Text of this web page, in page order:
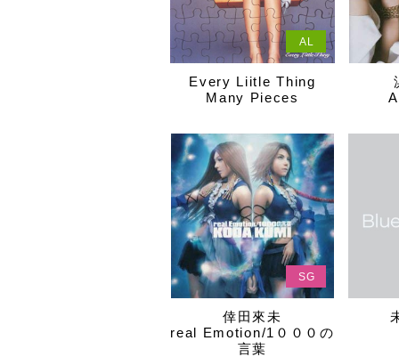
AL
Every Liitle Thing
Many Pieces
SG
倖田來未
real Emotion/1０００の
言葉